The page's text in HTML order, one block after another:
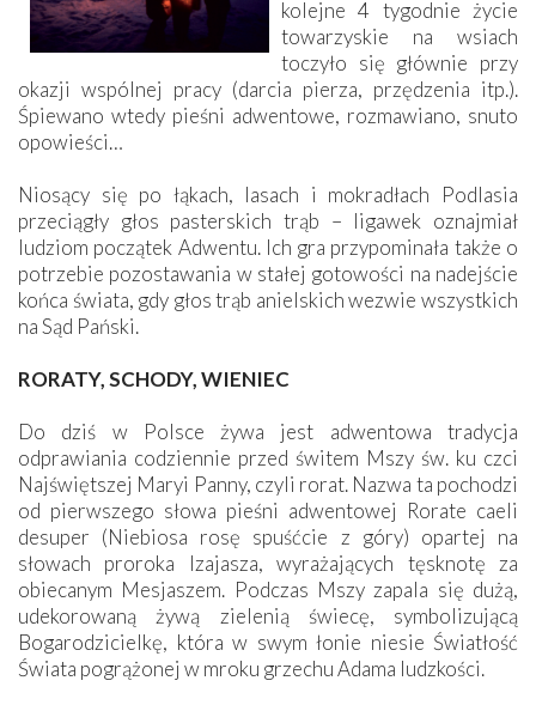
kolejne 4 tygodnie życie
towarzyskie na wsiach
toczyło się głównie przy
okazji wspólnej pracy (darcia pierza, przędzenia itp.).
Śpiewano wtedy pieśni adwentowe, rozmawiano, snuto
opowieści…
Niosący się po łąkach, lasach i mokradłach Podlasia
przeciągły głos pasterskich trąb – ligawek oznajmiał
ludziom początek Adwentu. Ich gra przypominała także o
potrzebie pozostawania w stałej gotowości na nadejście
końca świata, gdy głos trąb anielskich wezwie wszystkich
na Sąd Pański.
RORATY, SCHODY, WIENIEC
Do dziś w Polsce żywa jest adwentowa tradycja
odprawiania codziennie przed świtem Mszy św. ku czci
Najświętszej Maryi Panny, czyli rorat. Nazwa ta pochodzi
od pierwszego słowa pieśni adwentowej Rorate caeli
desuper (Niebiosa rosę spuśćcie z góry) opartej na
słowach proroka Izajasza, wyrażających tęsknotę za
obiecanym Mesjaszem. Podczas Mszy zapala się dużą,
udekorowaną żywą zielenią świecę, symbolizującą
Bogarodzicielkę, która w swym łonie niesie Światłość
Świata pogrążonej w mroku grzechu Adama ludzkości.